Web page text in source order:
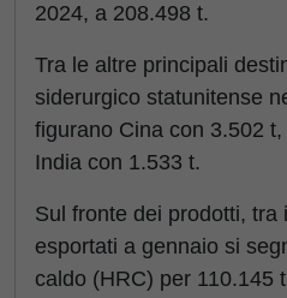
2024, a 208.498 t.
Tra le altre principali
siderurgico statunitense
figurano Cina con 3.502
India con 1.533 t.
Sul fronte dei prodotti, tra
esportati a gennaio si
caldo (HRC) per 110.145